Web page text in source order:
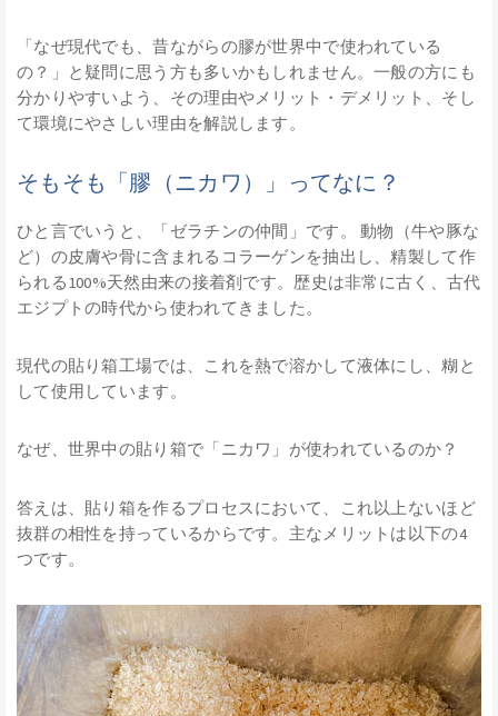
「なぜ現代でも、昔ながらの膠が世界中で使われている
の？」と疑問に思う方も多いかもしれません。一般の方にも
分かりやすいよう、その理由やメリット・デメリット、そし
て環境にやさしい理由を解説します。
そもそも「膠（ニカワ）」ってなに？
ひと言でいうと、「ゼラチンの仲間」です。 動物（牛や豚な
ど）の皮膚や骨に含まれるコラーゲンを抽出し、精製して作
られる100%天然由来の接着剤です。歴史は非常に古く、古代
エジプトの時代から使われてきました。
現代の貼り箱工場では、これを熱で溶かして液体にし、糊と
して使用しています。
なぜ、世界中の貼り箱で「ニカワ」が使われているのか？
答えは、貼り箱を作るプロセスにおいて、これ以上ないほど
抜群の相性を持っているからです。主なメリットは以下の4
つです。